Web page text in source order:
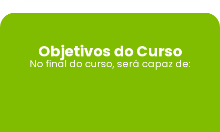
Objetivos do Curso
No final do curso, será capaz de: